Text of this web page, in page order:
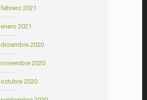
febrero 2021
enero 2021
diciembre 2020
noviembre 2020
octubre 2020